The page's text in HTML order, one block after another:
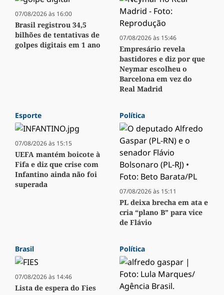
07/08/2026 às 16:00
Brasil registrou 34,5
bilhões de tentativas de
golpes digitais em 1 ano
07/08/2026 às 15:46
Empresário revela
bastidores e diz por que
Neymar escolheu o
Barcelona em vez do
Real Madrid
Esporte
07/08/2026 às 15:15
UEFA mantém boicote à
Fifa e diz que crise com
Infantino ainda não foi
superada
Política
07/08/2026 às 15:11
PL deixa brecha em ata e
cria “plano B” para vice
de Flávio
Brasil
07/08/2026 às 14:46
Lista de espera do Fies
Política